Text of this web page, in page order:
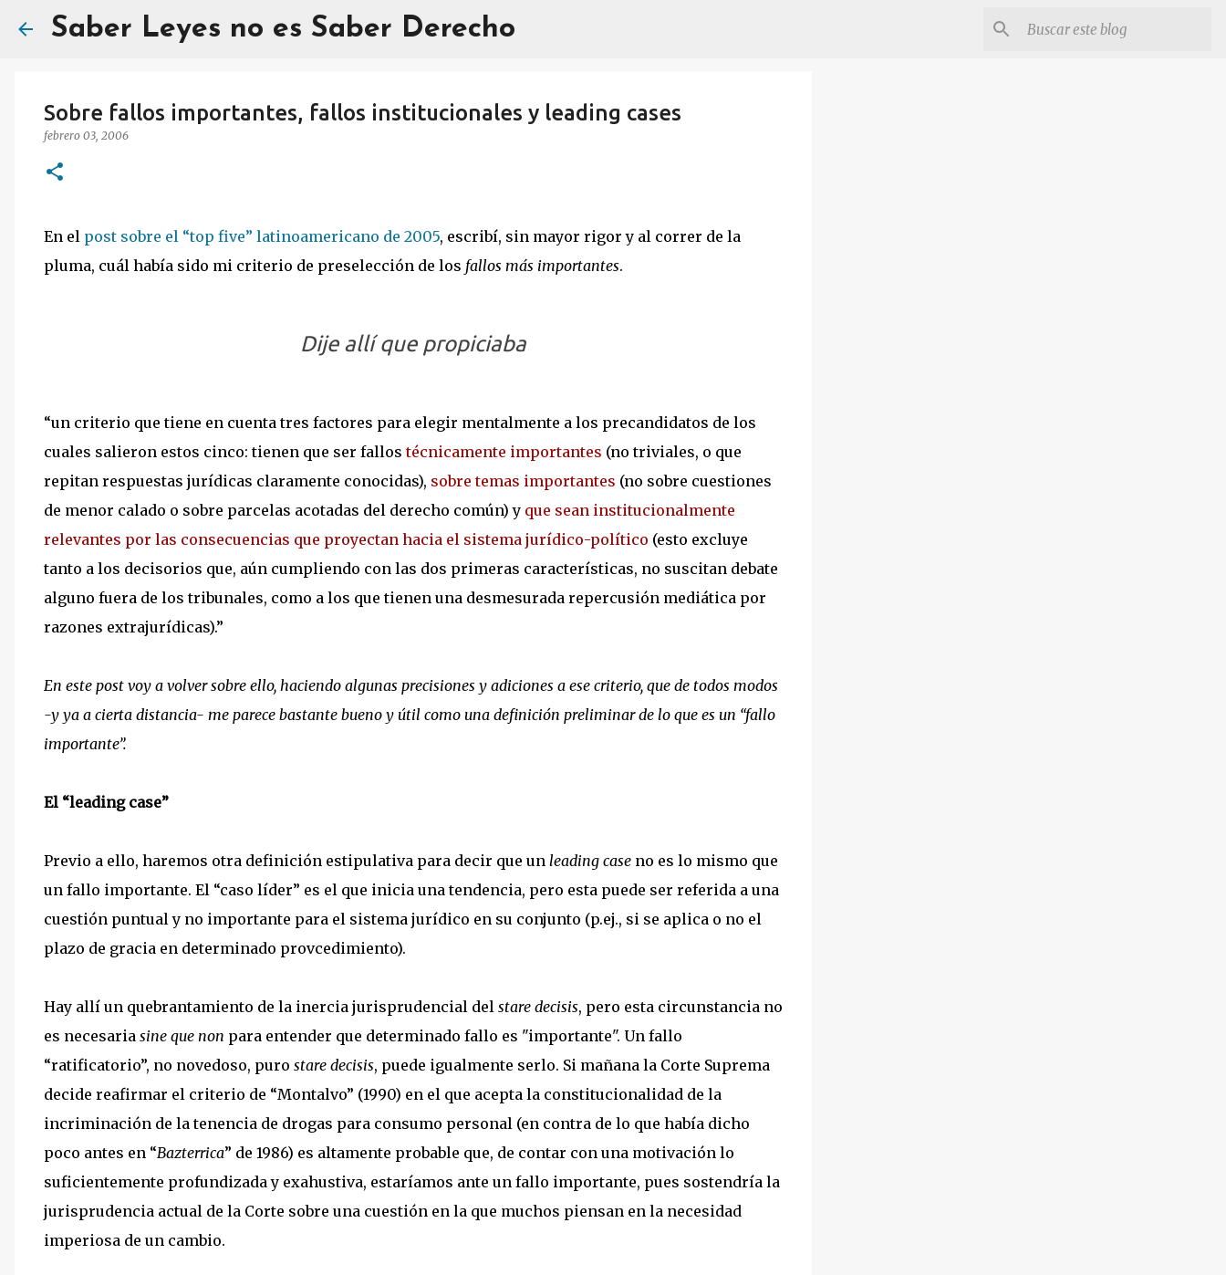
Saber Leyes no es Saber Derecho
Sobre fallos importantes, fallos institucionales y leading cases
febrero 03, 2006
En el post sobre el “top five” latinoamericano de 2005, escribí, sin mayor rigor y al correr de la
pluma, cuál había sido mi criterio de preselección de los fallos más importantes.
Dije allí que propiciaba
“un criterio que tiene en cuenta tres factores para elegir mentalmente a los precandidatos de los
cuales salieron estos cinco: tienen que ser fallostécnicamente importantes (no triviales, o que
repitan respuestas jurídicas claramente conocidas), sobre temas importantes (no sobre cuestiones
de menor calado o sobre parcelas acotadas del derecho común) y que sean institucionalmente
relevantes por las consecuencias que proyectan hacia el sistema jurídico-político (esto excluye
tanto a los decisorios que, aún cumpliendo con las dos primeras características, no suscitan debate
alguno fuera de los tribunales, como a los que tienen una desmesurada repercusión mediática por
razones extrajurídicas).”
En este post voy a volver sobre ello, haciendo algunas precisiones y adiciones a ese criterio, que de todos modos
-y ya a cierta distancia- me parece bastante bueno y útil como una definición preliminar de lo que es un “fallo
importante”.
El “leading case”
Previo a ello, haremos otra definición estipulativa para decir que un leading case no es lo mismo que
un fallo importante. El “caso líder” es el que inicia una tendencia, pero esta puede ser referida a una
cuestión puntual y no importante para el sistema jurídico en su conjunto (p.ej., si se aplica o no el
plazo de gracia en determinado provcedimiento).
Hay allí un quebrantamiento de la inercia jurisprudencial del stare decisis, pero esta circunstancia no
es necesaria sine que non para entender que determinado fallo es "importante". Un fallo
“ratificatorio”, no novedoso, puro stare decisis, puede igualmente serlo. Si mañana la Corte Suprema
decide reafirmar el criterio de “Montalvo” (1990) en el que acepta la constitucionalidad de la
incriminación de la tenencia de drogas para consumo personal (en contra de lo que había dicho
poco antes en “Bazterrica” de 1986) es altamente probable que, de contar con una motivación lo
suficientemente profundizada y exahustiva, estaríamos ante un fallo importante, pues sostendría la
jurisprudencia actual de la Corte sobre una cuestión en la que muchos piensan en la necesidad
imperiosa de un cambio.